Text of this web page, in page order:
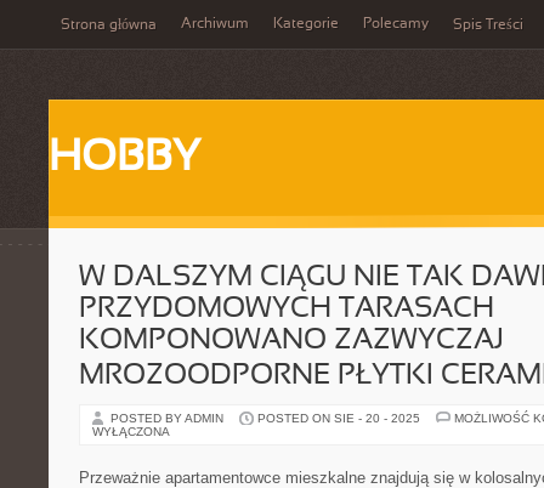
Strona główna Archiwum Kategorie Polecamy Spis Treści
HOBBY
W DALSZYM CIĄGU NIE TAK
PRZYDOMOWYCH TARASACH
KOMPONOWANO ZAZWYCZAJ
MROZOODPORNE PŁYTKI
POSTED BY ADMIN POSTED ON SIE - 20 - 2025
MOŻLIWOŚĆ
WYŁĄCZONA
Przeważnie apartamentowce mieszkalne znajdują się w